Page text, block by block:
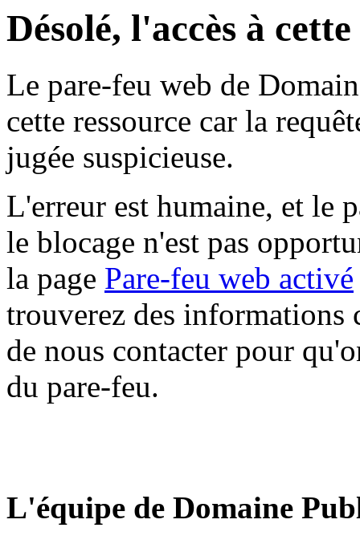
Désolé, l'accès à
Le pare-feu web de
cette ressource car la
jugée suspicieuse.
L'erreur est humaine, et le
le blocage n'est pas
la page Pare-feu web activé
trouverez des informations
de nous contacter pour
du pare-feu.
L'équipe de Domaine